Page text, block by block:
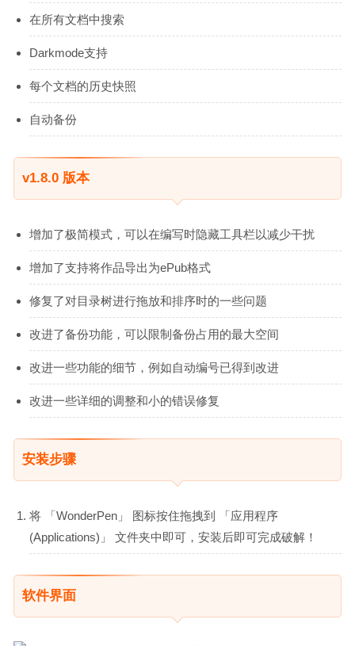
在所有文档中搜索
Darkmode支持
每个文档的历史快照
自动备份
v1.8.0 版本
增加了极简模式，可以在编写时隐藏工具栏以减少干扰
增加了支持将作品导出为ePub格式
修复了对目录树进行拖放和排序时的一些问题
改进了备份功能，可以限制备份占用的最大空间
改进一些功能的细节，例如自动编号已得到改进
改进一些详细的调整和小的错误修复
安装步骤
将 「WonderPen」 图标按住拖拽到 「应用程序
(Applications)」 文件夹中即可，安装后即可完成破解！
软件界面